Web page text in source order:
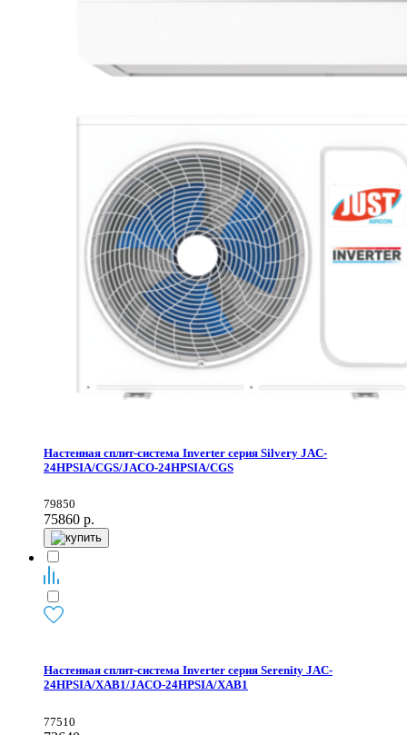
Настенная сплит-система Inverter серия Silvery JAC-
24HPSIA/CGS/JACO-24HPSIA/CGS
79850
75860 р.
Настенная сплит-система Inverter серия Serenity JAC-
24HPSIA/XAB1/JACO-24HPSIA/XAB1
77510